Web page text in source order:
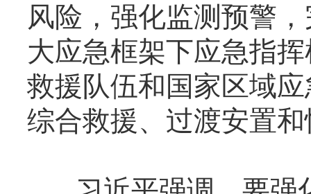
风险，强化监测预警
大应急框架下应急指
救援队伍和国家区域
综合救援、过渡安置